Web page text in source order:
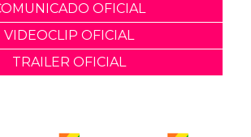
OFICIAL
VIDEOCLIP OFICIAL
TRAILER OFICIAL